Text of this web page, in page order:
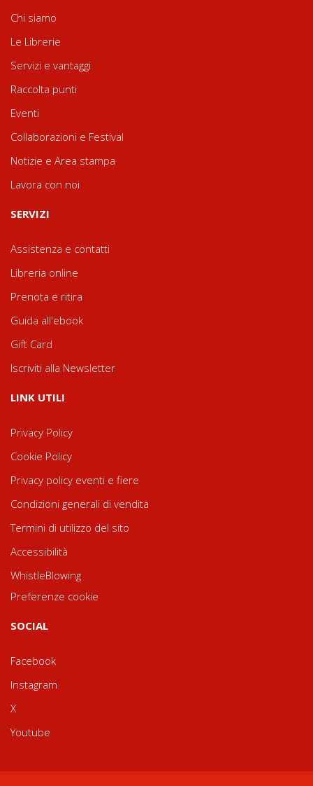
Chi siamo
Le Librerie
Servizi e vantaggi
Raccolta punti
Eventi
Collaborazioni e Festival
Notizie e Area stampa
Lavora con noi
SERVIZI
Assistenza e contatti
Libreria online
Prenota e ritira
Guida all'ebook
Gift Card
Iscriviti alla Newsletter
LINK UTILI
Privacy Policy
Cookie Policy
Privacy policy eventi e fiere
Condizioni generali di vendita
Termini di utilizzo del sito
Accessibilità
WhistleBlowing
Preferenze cookie
SOCIAL
Facebook
Instagram
X
Youtube